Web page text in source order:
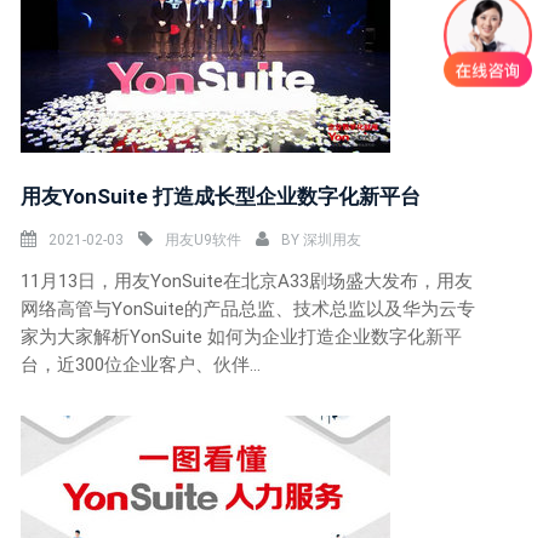
用友YonSuite 打造成长型企业数字化新平台
2021-02-03 用友U9软件 BY深圳用友
11月13日，用友YonSuite在北京A33剧场盛大发布，用友
网络高管与YonSuite的产品总监、技术总监以及华为云专
家为大家解析YonSuite 如何为企业打造企业数字化新平
台，近300位企业客户、伙伴...